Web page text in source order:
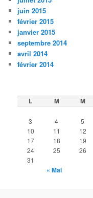
juin 2015
février 2015
janvier 2015
septembre 2014
avril 2014
février 2014
L M M
3
4 5
10
11 12
17
18 19
24
25 26
31
« Mai